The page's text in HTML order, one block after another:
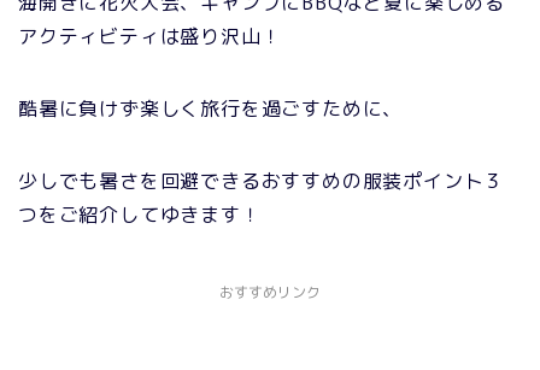
アクティビティは盛り沢山！
酷暑に負けず楽しく旅行を過ごすために、
少しでも暑さを回避できるおすすめの服装ポイント３
つをご紹介してゆきます！
おすすめリンク